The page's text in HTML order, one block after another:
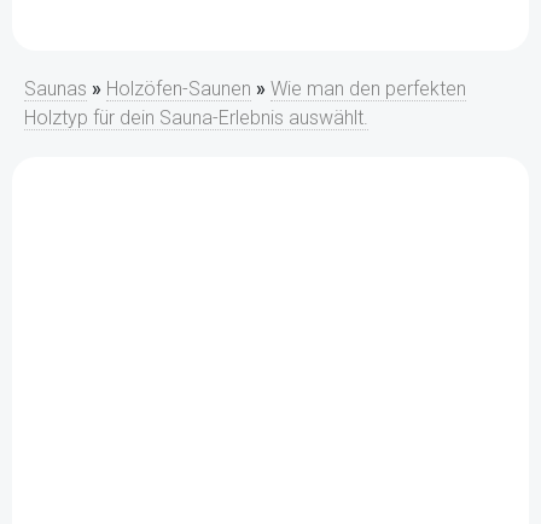
Saunas » Holzöfen-Saunen » Wie man den perfekten
Holztyp für dein Sauna-Erlebnis auswählt.